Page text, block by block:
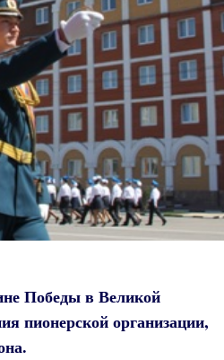
Победы в Великой
пионерской организации,